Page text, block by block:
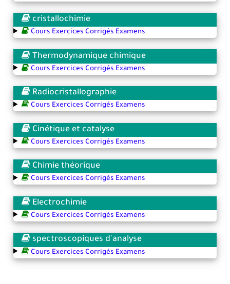
cristallochimie
Cours Exercices Corrigés Examens
Thermodynamique chimique
Cours Exercices Corrigés Examens
Radiocristallographie
Cours Exercices Corrigés Examens
Cinétique et catalyse
Cours Exercices Corrigés Examens
Chimie théorique
Cours Exercices Corrigés Examens
Electrochimie
Cours Exercices Corrigés Examens
spectroscopiques d'analyse
Cours Exercices Corrigés Examens